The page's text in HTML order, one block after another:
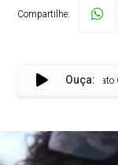
Compartilhe:
Ouça:
Mato